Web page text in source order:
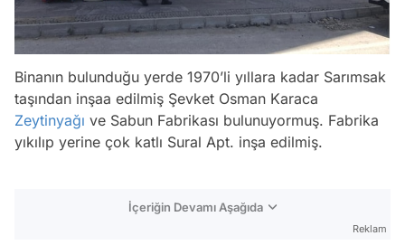
Binanın bulunduğu yerde 1970’li yıllara kadar Sarımsak
taşından inşaa edilmiş Şevket Osman Karaca
Zeytinyağı ve Sabun Fabrikası bulunuyormuş. Fabrika
yıkılıp yerine çok katlı Sural Apt. inşa edilmiş.
İçeriğin Devamı Aşağıda
Reklam